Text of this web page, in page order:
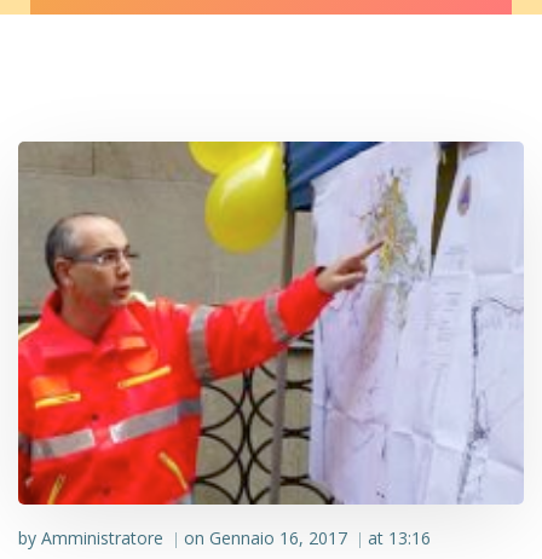
by Amministratore | on Gennaio 16, 2017 | at 13:16